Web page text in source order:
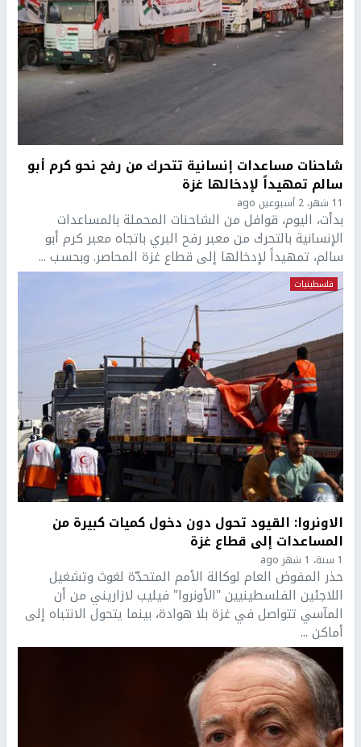
شاحنات مساعدات إنسانية تتحرك من رفح نحو كرم أبو
سالم تمهيداً لإدخالها غزة
11 شهر، 2 أسبوعين ago
بدأت، اليوم، قوافل من الشاحنات المحملة بالمساعدات
الإنسانية بالتحرك من معبر رفح البري باتجاه معبر كرم أبو
سالم، تمهيداً لإدخالها إلى قطاع غزة المحاصر. وبحسب ...
فلسطينيات
الاونروا: القيود تحول دون دخول كميات كبيرة من
المساعدات إلى قطاع غزة
1 سنة، 1 شهر ago
حذر المفوض العام لوكالة الأمم المتحدّة لغوث وتشغيل
اللاجئين الفلسطينيين "الأونروا" فيليب لازاريني من أن
المآسي تتواصل في غزة بلا هوادة، بينما يتحول الانتباه إلى
أماكن ...